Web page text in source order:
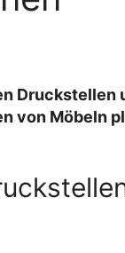
Druckstellen
von Möbeln